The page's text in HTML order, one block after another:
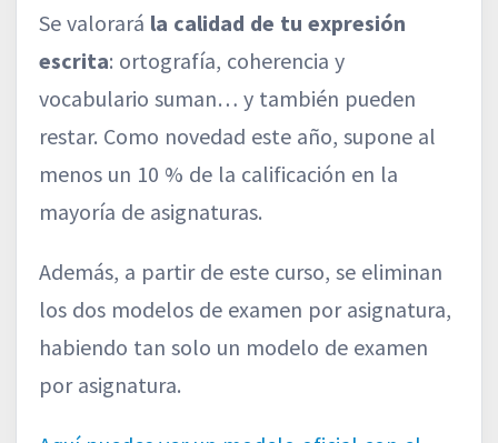
Se valorará la calidad de tu expresión
escrita: ortografía, coherencia y
vocabulario suman… y también pueden
restar. Como novedad este año, supone al
menos un 10 % de la calificación en la
mayoría de asignaturas.
Además, a partir de este curso, se eliminan
los dos modelos de examen por asignatura,
habiendo tan solo un modelo de examen
por asignatura.